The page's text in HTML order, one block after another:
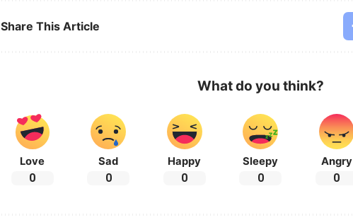
Share This Article
What do you think?
Love
0
Sad
0
Happy
0
Sleepy
0
Angry
0